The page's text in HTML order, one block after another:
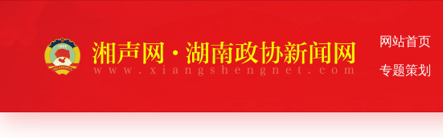
网站首页
专题策划